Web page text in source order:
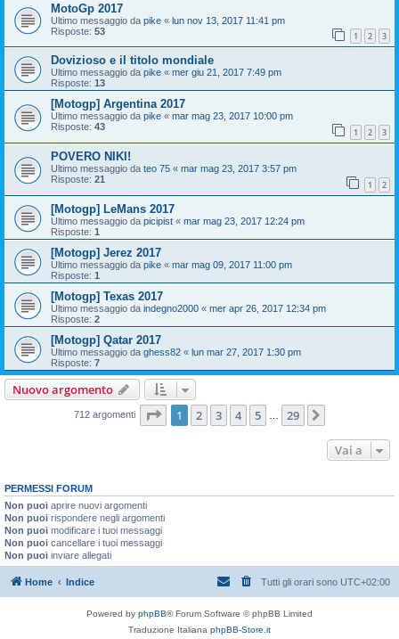
MotoGp 2017
Ultimo messaggio da pike « lun nov 13, 2017 11:41 pm
Risposte: 53 1 2 3
Dovizioso e il titolo mondiale
Ultimo messaggio da pike « mer giu 21, 2017 7:49 pm
Risposte: 13
[Motogp] Argentina 2017
Ultimo messaggio da pike « mar mag 23, 2017 10:00 pm
Risposte: 43 1 2 3
POVERO NIKI!
Ultimo messaggio da teo 75 « mar mag 23, 2017 3:57 pm
Risposte: 21 1 2
[Motogp] LeMans 2017
Ultimo messaggio da picipist « mar mag 23, 2017 12:24 pm
Risposte: 1
[Motogp] Jerez 2017
Ultimo messaggio da pike « mar mag 09, 2017 11:00 pm
Risposte: 1
[Motogp] Texas 2017
Ultimo messaggio da indegno2000 « mer apr 26, 2017 12:34 pm
Risposte: 2
[Motogp] Qatar 2017
Ultimo messaggio da ghess82 « lun mar 27, 2017 1:30 pm
Risposte: 7
Nuovo argomento
712 argomenti Pagina di 29
1 2 3 4 5 29
Vai a
PERMESSI FORUM
Non puoi aprire nuovi argomenti
Non puoi rispondere negli argomenti
Non puoi modificare i tuoi messaggi
Non puoi cancellare i tuoi messaggi
Non puoi inviare allegati
Home Indice Tutti gli orari sono UTC+02:00
Powered by phpBB® Forum Software © phpBB Limited
Traduzione Italiana phpBB-Store.it